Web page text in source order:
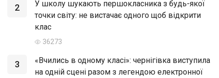
2
У школу шукають першокласника з будь-якої
точки світу: не вистачає одного щоб відкрити
клас
36273
3
«Вчились в одному класі»: чернігівка виступила
на одній сцені разом з легендою електронної